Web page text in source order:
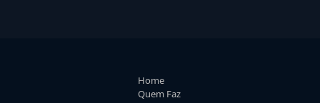
Home
Quem Faz